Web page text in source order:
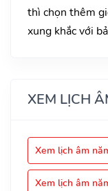
thì chọn thêm
xung khắc với
XEM LỊCH
Xem lịch âm
Xem lịch âm